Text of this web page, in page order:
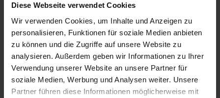
Diese Webseite verwendet Cookies
Wir verwenden Cookies, um Inhalte und Anzeigen zu
personalisieren, Funktionen für soziale Medien anbieten
zu können und die Zugriffe auf unsere Website zu
analysieren. Außerdem geben wir Informationen zu Ihrer
Verwendung unserer Website an unsere Partner für
soziale Medien, Werbung und Analysen weiter. Unsere
Partner führen diese Informationen möglicherweise mit
dem Willen,
Produkte oder
Dienstleistungen
zu verkaufen.
Vertrieb als attraktive
Option – auch ohne
Ausbildung
Fähigkeiten
erhöhst du deine
Chancen auf eine
Beförderung und
höhere
Verdienstmöglich
keiten.